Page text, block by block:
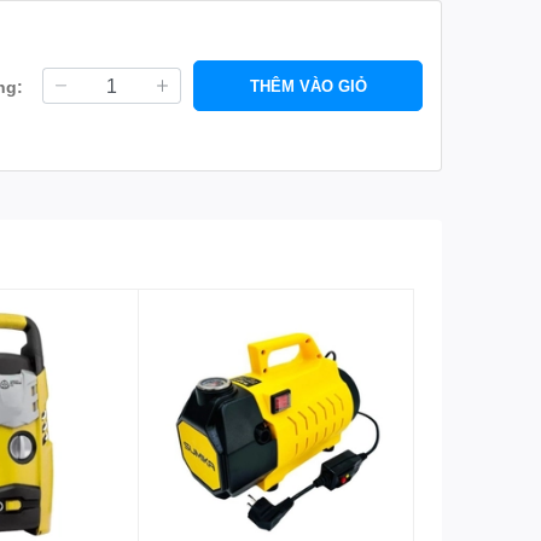
THÊM VÀO GIỎ